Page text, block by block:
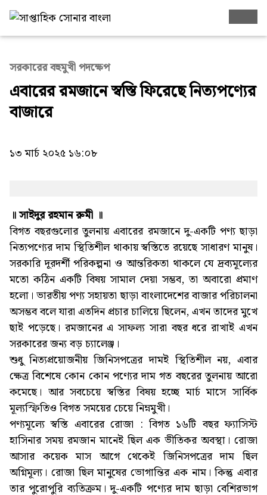
সরকারের বহুমুখী পদক্ষেপ
এবারের রমজানে স্বস্তি ফিরেছে নিত্যপণ্যের
বাজারে
১৩ মার্চ ২০২৫ ১৬:০৮
॥ সাইদুর রহমান রুমী ॥
বিগত বছরগুলোর তুলনায় এবারের রমজানে দু-একটি পণ্য ছাড়া
নিত্যপণ্যের দাম স্থিতিশীল থাকায় স্বস্তিতে রয়েছে সাধারণ মানুষ।
সরকারি দূরদর্শী পরিকল্পনা ও আন্তরিকতা থাকলে যে দ্রব্যমূল্যের
মতো কঠিন একটি বিষয় সামাল দেয়া সম্ভব, তা অবারো প্রমাণ
হলো। ভারতীয় পণ্য সহায়তা ছাড়া বাংলাদেশের বাজার পরিচালনা
অসম্ভব বলে যারা এতদিন প্রচার চালিয়ে ছিলেন, এখন তাদের মুখে
ছাই পড়েছে। রমজানের এ সাফল্য সারা বছর ধরে রাখাই এখন
সরকারের জন্য বড় চ্যালেঞ্জ।
শুধু নিত্যপ্রয়োজনীয় জিনিসপত্রের দামই স্থিতিশীল নয়, এবার
ক্ষেত্র বিশেষে কোন কোন পণ্যের দাম গত বছরের তুলনায় আরো
কমেছে। আর সবচেয়ে স্বস্তির বিষয় হচ্ছে মার্চ মাসে সার্বিক
মূল্যস্ফিতিও বিগত সময়ের চেয়ে নিম্নমুখী।
পণ্যমূল্যে স্বস্তি এবারের রোজা : বিগত ১৬টি বছর ফ্যাসিস্ট
হাসিনার সময় রমজান মানেই ছিল এক ভীতিকর অবস্থা। রোজা
আসার কয়েক মাস আগে থেকেই জিনিসপত্রের দাম ছিল
অগ্নিমূল্য। রোজা ছিল মানুষের ভোগান্তির এক নাম। কিন্তু এবার
তার পুরোপুরি ব্যতিক্রম। দু-একটি পণ্যের দাম ছাড়া বেশিরভাগ